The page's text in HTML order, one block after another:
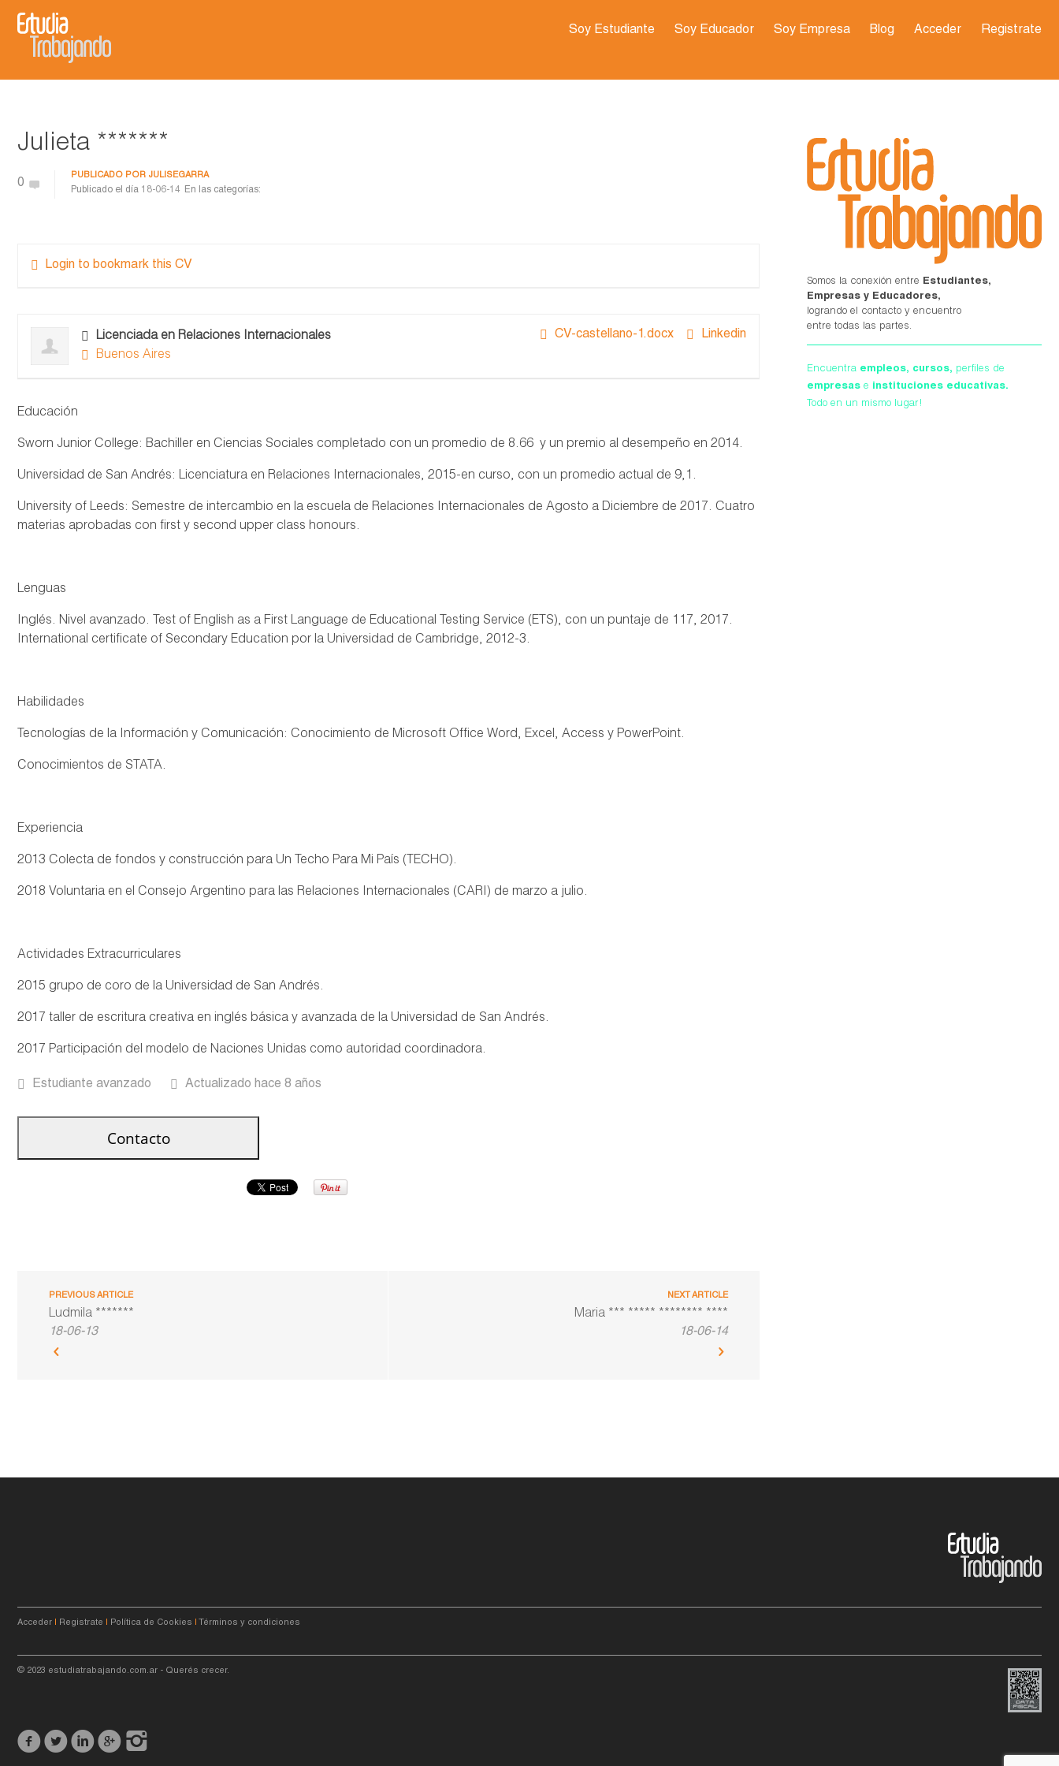
Soy Estudiante Soy Educador Soy Empresa Blog Acceder Registrate
Julieta *******
0
PUBLICADO POR JULISEGARRA
Publicado el día 18-06-14 En las categorías:
Login to bookmark this CV
Linkedin
CV-castellano-1.docx
Licenciada en Relaciones Internacionales
Buenos Aires
Educación
Sworn Junior College: Bachiller en Ciencias Sociales completado con un promedio de 8.66 y un premio al desempeño en 2014.
Universidad de San Andrés: Licenciatura en Relaciones Internacionales, 2015-en curso, con un promedio actual de 9,1.
University of Leeds: Semestre de intercambio en la escuela de Relaciones Internacionales de Agosto a Diciembre de 2017. Cuatro
materias aprobadas con first y second upper class honours.
Lenguas
Inglés. Nivel avanzado. Test of English as a First Language de Educational Testing Service (ETS), con un puntaje de 117, 2017.
International certificate of Secondary Education por la Universidad de Cambridge, 2012-3.
Habilidades
Tecnologías de la Información y Comunicación: Conocimiento de Microsoft Office Word, Excel, Access y PowerPoint.
Conocimientos de STATA.
Experiencia
2013 Colecta de fondos y construcción para Un Techo Para Mi País (TECHO).
2018 Voluntaria en el Consejo Argentino para las Relaciones Internacionales (CARI) de marzo a julio.
Actividades Extracurriculares
2015 grupo de coro de la Universidad de San Andrés.
2017 taller de escritura creativa en inglés básica y avanzada de la Universidad de San Andrés.
2017 Participación del modelo de Naciones Unidas como autoridad coordinadora.
Estudiante avanzado Actualizado hace 8 años
PREVIOUS ARTICLE
Ludmila *******
18-06-13
NEXT ARTICLE
Maria *** ***** ******** ****
18-06-14
Somos la conexión entre Estudiantes,
Empresas y Educadores,
logrando el contacto y encuentro
entre todas las partes.
Encuentra empleos, cursos, perfiles de
empresas e instituciones educativas.
Todo en un mismo lugar!
Acceder Registrate Política de Cookies Términos y condiciones
© 2023 estudiatrabajando.com.ar - Querés crecer.